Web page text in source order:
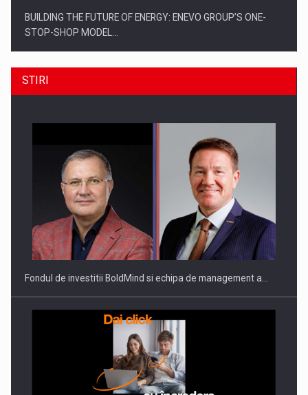
BUILDING THE FUTURE OF ENERGY: ENEVO GROUP’S ONE-
STOP-SHOP MODEL…
ROOTED IN ROMANIA, BUILT TO DELIVER TECHNOLOGY FOR
THE…
STIRI
Fondul de investitii BoldMind si echipa de management a…